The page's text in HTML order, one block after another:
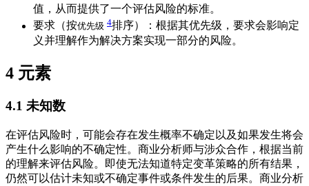
值，从而提供了一个评估风险的标准。
要求（按优先级 4排序）：根据其优先级，要求会影响定
义并理解作为解决方案实现一部分的风险。
4 元素
4.1 未知数
在评估风险时，可能会存在发生概率不确定以及如果发生将会
产生什么影响的不确定性。商业分析师与涉众合作，根据当前
的理解来评估风险。即使无法知道特定变革策略的所有结果，
仍然可以估计未知或不确定事件或条件发生的后果。商业分析